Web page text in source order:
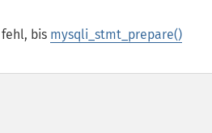
bis mysqli_stmt_prepare()